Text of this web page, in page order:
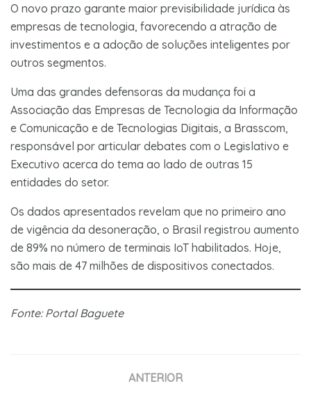
O novo prazo garante maior previsibilidade jurídica às
empresas de tecnologia, favorecendo a atração de
investimentos e a adoção de soluções inteligentes por
outros segmentos.
Uma das grandes defensoras da mudança foi a
Associação das Empresas de Tecnologia da Informação
e Comunicação e de Tecnologias Digitais, a Brasscom,
responsável por articular debates com o Legislativo e
Executivo acerca do tema ao lado de outras 15
entidades do setor.
Os dados apresentados revelam que no primeiro ano
de vigência da desoneração, o Brasil registrou aumento
de 89% no número de terminais IoT habilitados. Hoje,
são mais de 47 milhões de dispositivos conectados.
Fonte: Portal Baguete
ANTERIOR